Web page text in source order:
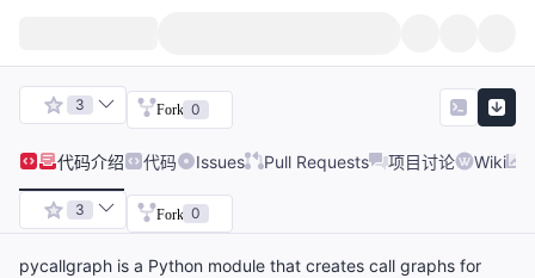
3 Fork 0
代码介绍 代码 Issues Pull Requests 项目讨论 Wiki
3 Fork 0
pycallgraph is a Python module that creates call graphs for